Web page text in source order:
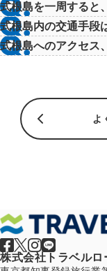
式根島を一周すると
式根島内の交通手段
式根島へのアクセス
よ
株式会社トラベルロ